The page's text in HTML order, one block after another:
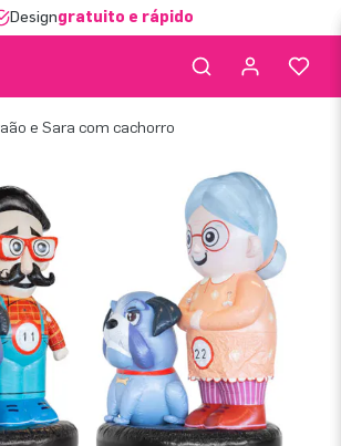
Designgratuito e rápido
e Sara com cachorro